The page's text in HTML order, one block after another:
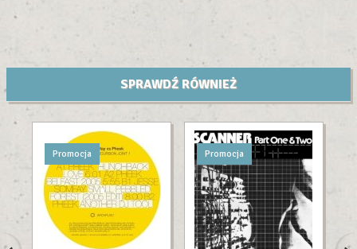
SPRAWDŹ RÓWNIEŻ
Promocja Promocja